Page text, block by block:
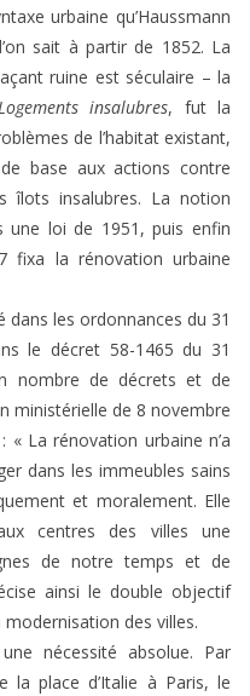
urbaine qu’Haussmann
sait à partir de 1852. La
ruine est séculaire – la
insalubres, fut la
de l’habitat existant,
base aux actions contre
îlots insalubres. La notion
une loi de 1951, puis enfin
fixa la rénovation urbaine
les ordonnances du 31
le décret 58-1465 du 31
nombre de décrets et de
ministérielle de 8 novembre
La rénovation urbaine n’a
dans les immeubles sains
et moralement. Elle
centres des villes une
de notre temps et de
ainsi le double objectif
des villes.
nécessité absolue. Par
la place d’Italie à Paris, le